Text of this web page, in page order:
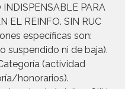
INDISPENSABLE PARA
EL REINFO. SIN RUC
específicas son:
suspendido ni de baja).
(actividad
honorarios).